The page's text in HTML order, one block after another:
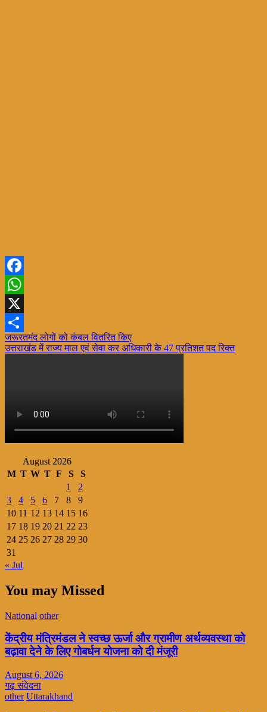
Facebook
WhatsApp
X
Share
Post
navigation
जरूरतमंद लोगों को कंबल वितरित किए
उत्तराखंड में राज्य माल एवं सेवा कर अधिकारी के 47 प्रतिशत पद रिक्त
August 2026
M T W T F S
S
1
2
3
4 5 6 7 8
9
10 11 12 13 14 15 16
17 18 19 20 21 22 23
24 25 26 27 28 29 30
31
« Jul
You may Missed
National other
केंद्रीय मंत्रिमंडल ने स्वच्छ ऊर्जा और ग्रामीण अर्थव्यवस्था को
बढ़ावा देने के लिए गोबर्धन योजना को दी मंजूरी
August 6, 2026
गढ़ संवेदना
other Uttarakhand